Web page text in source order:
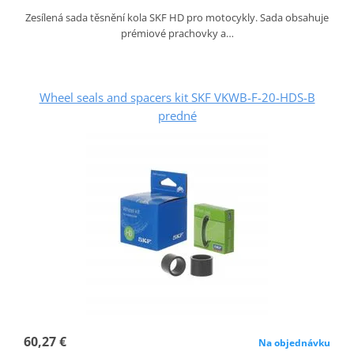
Zesílená sada těsnění kola SKF HD pro motocykly. Sada obsahuje
prémiové prachovky a…
Wheel seals and spacers kit SKF VKWB-F-20-HDS-B
predné
60,27 € Na objednávku